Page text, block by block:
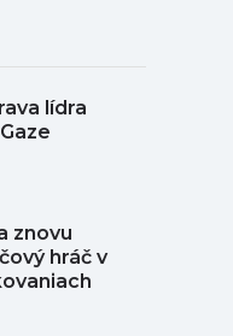
lídra
znovu
hráč v